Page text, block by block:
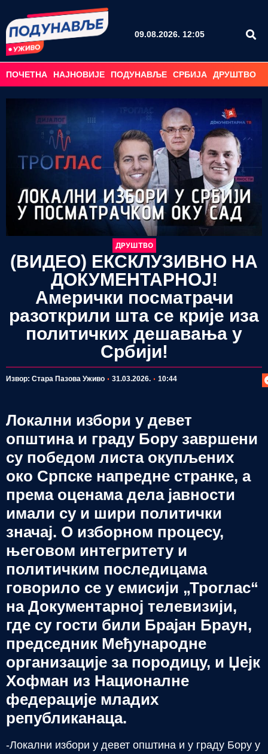
09.08.2026. 12:05
ПОЧЕТНА НАЈНОВИЈЕ ПОДУНАВЉЕ СРБИЈА ДРУШТВО
ДРУШТВО
(ВИДЕО) ЕКСКЛУЗИВНО НА
ДОКУМЕНТАРНОЈ!
Амерички посматрачи
разоткрили шта се крије иза
политичких дешавања у
Србији!
Извор: Стара Пазова Уживо 31.03.2026. 10:44
Локални избори у девет
општина и граду Бору завршени
су победом листа окупљених
око Српске напредне странке, а
према оценама дела јавности
имали су и шири политички
значај. О изборном процесу,
његовом интегритету и
политичким последицама
говорило се у емисији „Троглас“
на Документарној телевизији,
где су гости били Брајан Браун,
председник Међународне
организације за породицу, и Џејк
Хофман из Националне
федерације младих
републиканаца.
-Локални избори у девет општина и у граду Бору у